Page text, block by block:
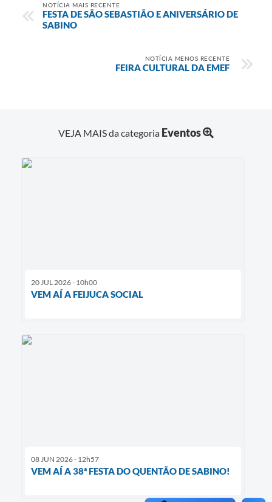
NOTÍCIA MAIS RECENTE
FESTA DE SÃO SEBASTIÃO E ANIVERSÁRIO DE
SABINO
NOTÍCIA MENOS RECENTE
FEIRA CULTURAL DA EMEF
VEJA MAIS da categoria Eventos
20 JUL 2026 - 10h00
VEM AÍ A FEIJUCA SOCIAL
08 JUN 2026 - 12h57
VEM AÍ A 38ª FESTA DO QUENTÃO DE SABINO!